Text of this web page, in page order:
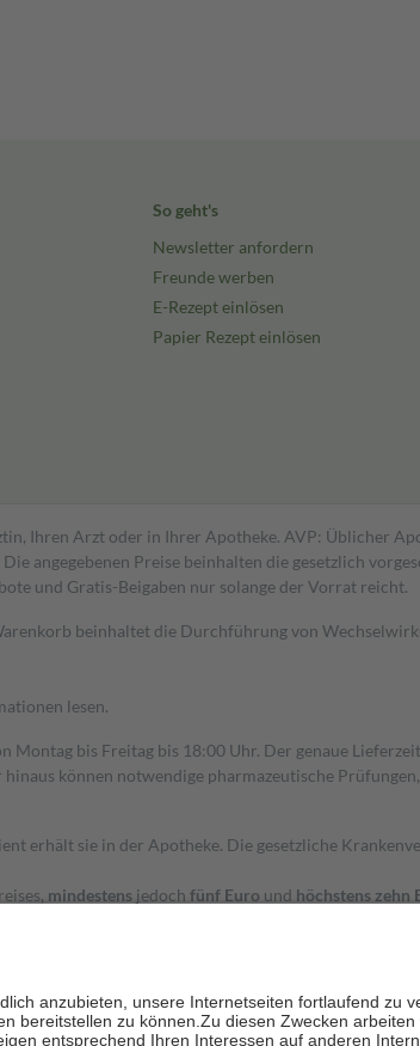
So geht's
Newsletter anfordern
Freunde werben
E-Rezept einlösen
Papier Rezept einlösen
Ihren Arzt oder in Ihrer Apotheke. AVP: Üblicher
angegebenen Preise beinhalten die gesetzlich
und Gratis-Beigaben nur solange der Vorrat reicht.
beinhaltet die Durchführung von
lesen.
bis Freitag bis 18:00 Uhr. Der genaue
können notwendige pharmazeutische
erhält sie in der Apotheke. Die gesetzliche
mindestens jedoch fünf Euro und höchstens zehn
Stellung der Familie zu unterstützen, fallen